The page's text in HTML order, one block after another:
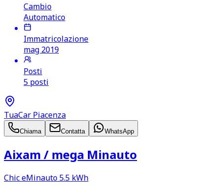
Cambio
Automatico
Immatricolazione
mag 2019
Posti
5 posti
TuaCar Piacenza
Chiama Contatta WhatsApp
Aixam /​ mega Minauto
Chic eMinauto 5.5 kWh